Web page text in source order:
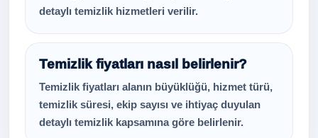
detaylı temizlik hizmetleri verilir.
Temizlik fiyatları nasıl belirlenir?
Temizlik fiyatları alanın büyüklüğü, hizmet türü,
temizlik süresi, ekip sayısı ve ihtiyaç duyulan
detaylı temizlik kapsamına göre belirlenir.